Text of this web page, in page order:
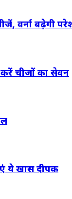
वर्ना बढ़ेगी
चीजों का सेवन
ये खास दीपक